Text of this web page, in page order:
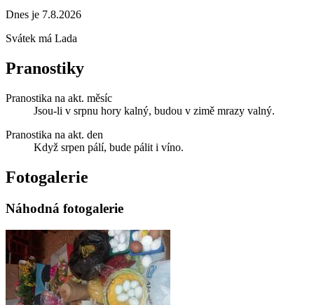
Dnes je 7.8.2026
Svátek má Lada
Pranostiky
Pranostika na akt. měsíc
Jsou-li v srpnu hory kalný, budou v zimě mrazy valný.
Pranostika na akt. den
Když srpen pálí, bude pálit i víno.
Fotogalerie
Náhodná fotogalerie